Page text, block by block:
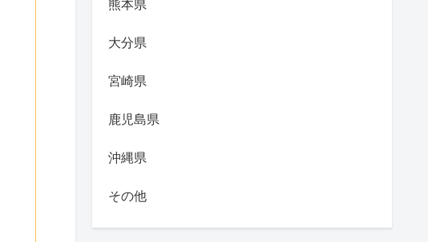
熊本県
大分県
宮崎県
鹿児島県
沖縄県
その他